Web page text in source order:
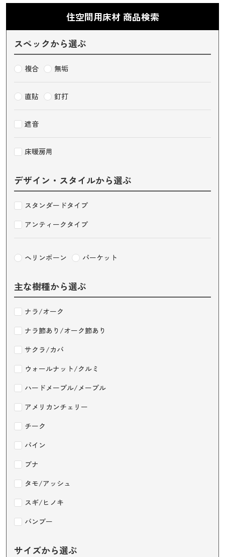
住空間用床材 商品検索
スペックから選ぶ
複合 無垢
直貼 釘打
遮音
床暖房用
デザイン・スタイルから選ぶ
スタンダードタイプ
アンティークタイプ
ヘリンボーン パーケット
主な樹種から選ぶ
ナラ/オーク
ナラ節あり/オーク節あり
サクラ/カバ
ウォールナット/クルミ
ハードメープル/メープル
アメリカンチェリー
チーク
パイン
ブナ
タモ/アッシュ
スギ/ヒノキ
バンブー
サイズから選ぶ